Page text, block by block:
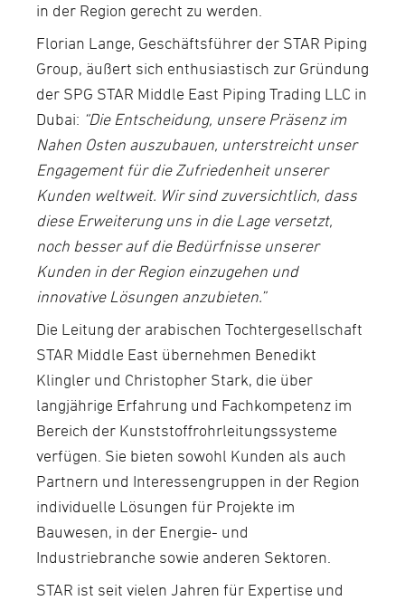
in der Region gerecht zu werden.
Florian Lange, Geschäftsführer der STAR Piping
Group, äußert sich enthusiastisch zur Gründung
der SPG STAR Middle East Piping Trading LLC in
Dubai: “Die Entscheidung, unsere Präsenz im
Nahen Osten auszubauen, unterstreicht unser
Engagement für die Zufriedenheit unserer
Kunden weltweit. Wir sind zuversichtlich, dass
diese Erweiterung uns in die Lage versetzt,
noch besser auf die Bedürfnisse unserer
Kunden in der Region einzugehen und
innovative Lösungen anzubieten.”
Die Leitung der arabischen Tochtergesellschaft
STAR Middle East übernehmen Benedikt
Klingler und Christopher Stark, die über
langjährige Erfahrung und Fachkompetenz im
Bereich der Kunststoffrohrleitungssysteme
verfügen. Sie bieten sowohl Kunden als auch
Partnern und Interessengruppen in der Region
individuelle Lösungen für Projekte im
Bauwesen, in der Energie- und
Industriebranche sowie anderen Sektoren.
STAR ist seit vielen Jahren für Expertise und